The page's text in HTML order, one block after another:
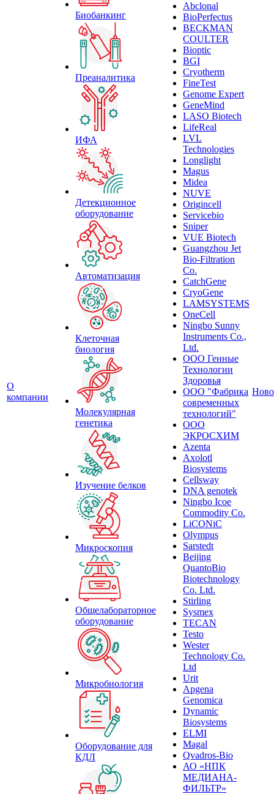
О
компании
Биобанкинг
Преаналитика
ИФА
Детекционное
оборудование
Автоматизация
Клеточная
биология
Молекулярная
генетика
Изучение белков
Микроскопия
Общелабораторное
оборудование
Микробиология
Оборудование для
КДЛ
Abclonal
BioPerfectus
BECKMAN
COULTER
Bioptic
BGI
Cryotherm
FineTest
Genome Expert
GeneMind
LASO Biotech
LifeReal
LVL
Technologies
Longlight
Magus
Midea
NUVE
Origincell
Servicebio
Sniper
VUE Biotech
Guangzhou Jet
Bio-Filtration
Co.
CatchGene
CryoGene
LAMSYSTEMS
OneCell
Ningbo Sunny
Instruments Co.,
Ltd.
ООО Генные
Технологии
Здоровья
ООО "Фабрика
современных
технологий"
ООО
ЭКРОСХИМ
Azenta
Axolotl
Biosystems
Cellsway
DNA genotek
Ningbo Icoe
Commodity Co.
LiCONiC
Olympus
Sarstedt
Beijing
QuantoBio
Biotechnology
Co. Ltd.
Stirling
Sysmex
TECAN
Testo
Wester
Technology Co.
Ltd
Urit
Apgena
Genomica
Dynamic
Biosystems
ELMI
Magal
Qvadros-Bio
АО «НПК
МЕДИАНА-
ФИЛЬТР»